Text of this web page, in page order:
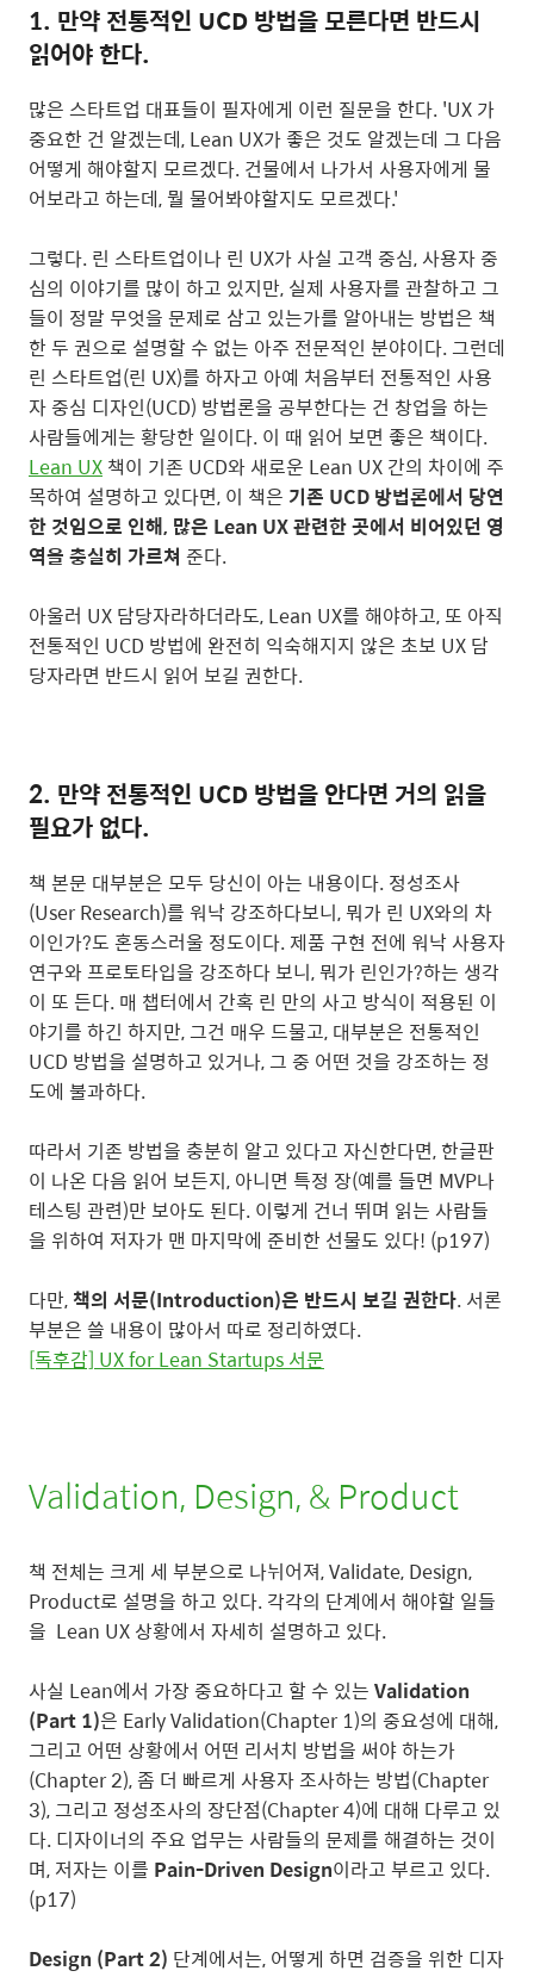
1. 만약 전통적인 UCD 방법을 모른다면 반드시
읽어야 한다.
많은 스타트업 대표들이 필자에게 이런 질문을 한다. 'UX 가
중요한 건 알겠는데, Lean UX가 좋은 것도 알겠는데 그 다음
어떻게 해야할지 모르겠다. 건물에서 나가서 사용자에게 물
어보라고 하는데, 뭘 물어봐야할지도 모르겠다.'
그렇다. 린 스타트업이나 린 UX가 사실 고객 중심, 사용자 중
심의 이야기를 많이 하고 있지만, 실제 사용자를 관찰하고 그
들이 정말 무엇을 문제로 삼고 있는가를 알아내는 방법은 책
한 두 권으로 설명할 수 없는 아주 전문적인 분야이다. 그런데
린 스타트업(린 UX)를 하자고 아예 처음부터 전통적인 사용
자 중심 디자인(UCD) 방법론을 공부한다는 건 창업을 하는
사람들에게는 황당한 일이다. 이 때 읽어 보면 좋은 책이다.
Lean UX 책이 기존 UCD와 새로운 Lean UX 간의 차이에 주
목하여 설명하고 있다면, 이 책은 기존 UCD 방법론에서 당연
한 것임으로 인해, 많은 Lean UX 관련한 곳에서 비어있던 영
역을 충실히 가르쳐 준다.
아울러 UX 담당자라하더라도, Lean UX를 해야하고, 또 아직
전통적인 UCD 방법에 완전히 익숙해지지 않은 초보 UX 담
당자라면 반드시 읽어 보길 권한다.
2. 만약 전통적인 UCD 방법을 안다면 거의 읽을
필요가 없다.
책 본문 대부분은 모두 당신이 아는 내용이다. 정성조사
(User Research)를 워낙 강조하다보니, 뭐가 린 UX와의 차
이인가?도 혼동스러울 정도이다. 제품 구현 전에 워낙 사용자
연구와 프로토타입을 강조하다 보니, 뭐가 린인가?하는 생각
이 또 든다. 매 챕터에서 간혹 린 만의 사고 방식이 적용된 이
야기를 하긴 하지만, 그건 매우 드물고, 대부분은 전통적인
UCD 방법을 설명하고 있거나, 그 중 어떤 것을 강조하는 정
도에 불과하다.
따라서 기존 방법을 충분히 알고 있다고 자신한다면, 한글판
이 나온 다음 읽어 보든지, 아니면 특정 장(예를 들면 MVP나
테스팅 관련)만 보아도 된다. 이렇게 건너 뛰며 읽는 사람들
을 위하여 저자가 맨 마지막에 준비한 선물도 있다! (p197)
다만, 책의 서문(Introduction)은 반드시 보길 권한다. 서론
부분은 쓸 내용이 많아서 따로 정리하였다.
[독후감] UX for Lean Startups 서문
Validation, Design, & Product
책 전체는 크게 세 부분으로 나뉘어져, Validate, Design,
Product로 설명을 하고 있다. 각각의 단계에서 해야할 일들
을 Lean UX 상황에서 자세히 설명하고 있다.
사실 Lean에서 가장 중요하다고 할 수 있는 Validation
(Part 1)은 Early Validation(Chapter 1)의 중요성에 대해,
그리고 어떤 상황에서 어떤 리서치 방법을 써야 하는가
(Chapter 2), 좀 더 빠르게 사용자 조사하는 방법(Chapter
3), 그리고 정성조사의 장단점(Chapter 4)에 대해 다루고 있
다. 디자이너의 주요 업무는 사람들의 문제를 해결하는 것이
며, 저자는 이를 Pain-Driven Design이라고 부르고 있다.
(p17)
Design (Part 2) 단계에서는, 어떻게 하면 검증을 위한 디자